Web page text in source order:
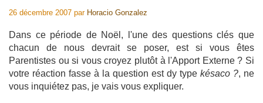
26 décembre 2007 par Horacio Gonzalez
Dans ce période de Noël, l'une des questions clés que
chacun de nous devrait se poser, est si vous êtes
Parentistes ou si vous croyez plutôt à l'Apport Externe ? Si
votre réaction fasse à la question est dy type késaco ?, ne
vous inquiétez pas, je vais vous expliquer.